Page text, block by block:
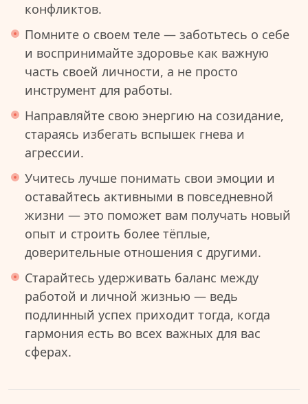
конфликтов.
Помните о своем теле — заботьтесь о себе
и воспринимайте здоровье как важную
часть своей личности, а не просто
инструмент для работы.
Направляйте свою энергию на созидание,
стараясь избегать вспышек гнева и
агрессии.
Учитесь лучше понимать свои эмоции и
оставайтесь активными в повседневной
жизни — это поможет вам получать новый
опыт и строить более тёплые,
доверительные отношения с другими.
Старайтесь удерживать баланс между
работой и личной жизнью — ведь
подлинный успех приходит тогда, когда
гармония есть во всех важных для вас
сферах.